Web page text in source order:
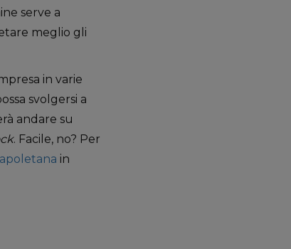
serve a
meglio gli
in varie
svolgersi a
andare su
. Facile, no? Per
in